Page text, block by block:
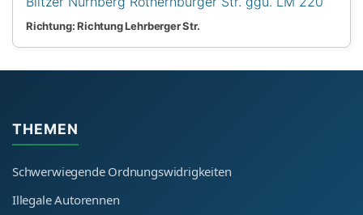
Richtung: Richtung Lehrberger Str.
THEMEN
Schwerwiegende Ordnungswidrigkeiten
Illegale Autorennen